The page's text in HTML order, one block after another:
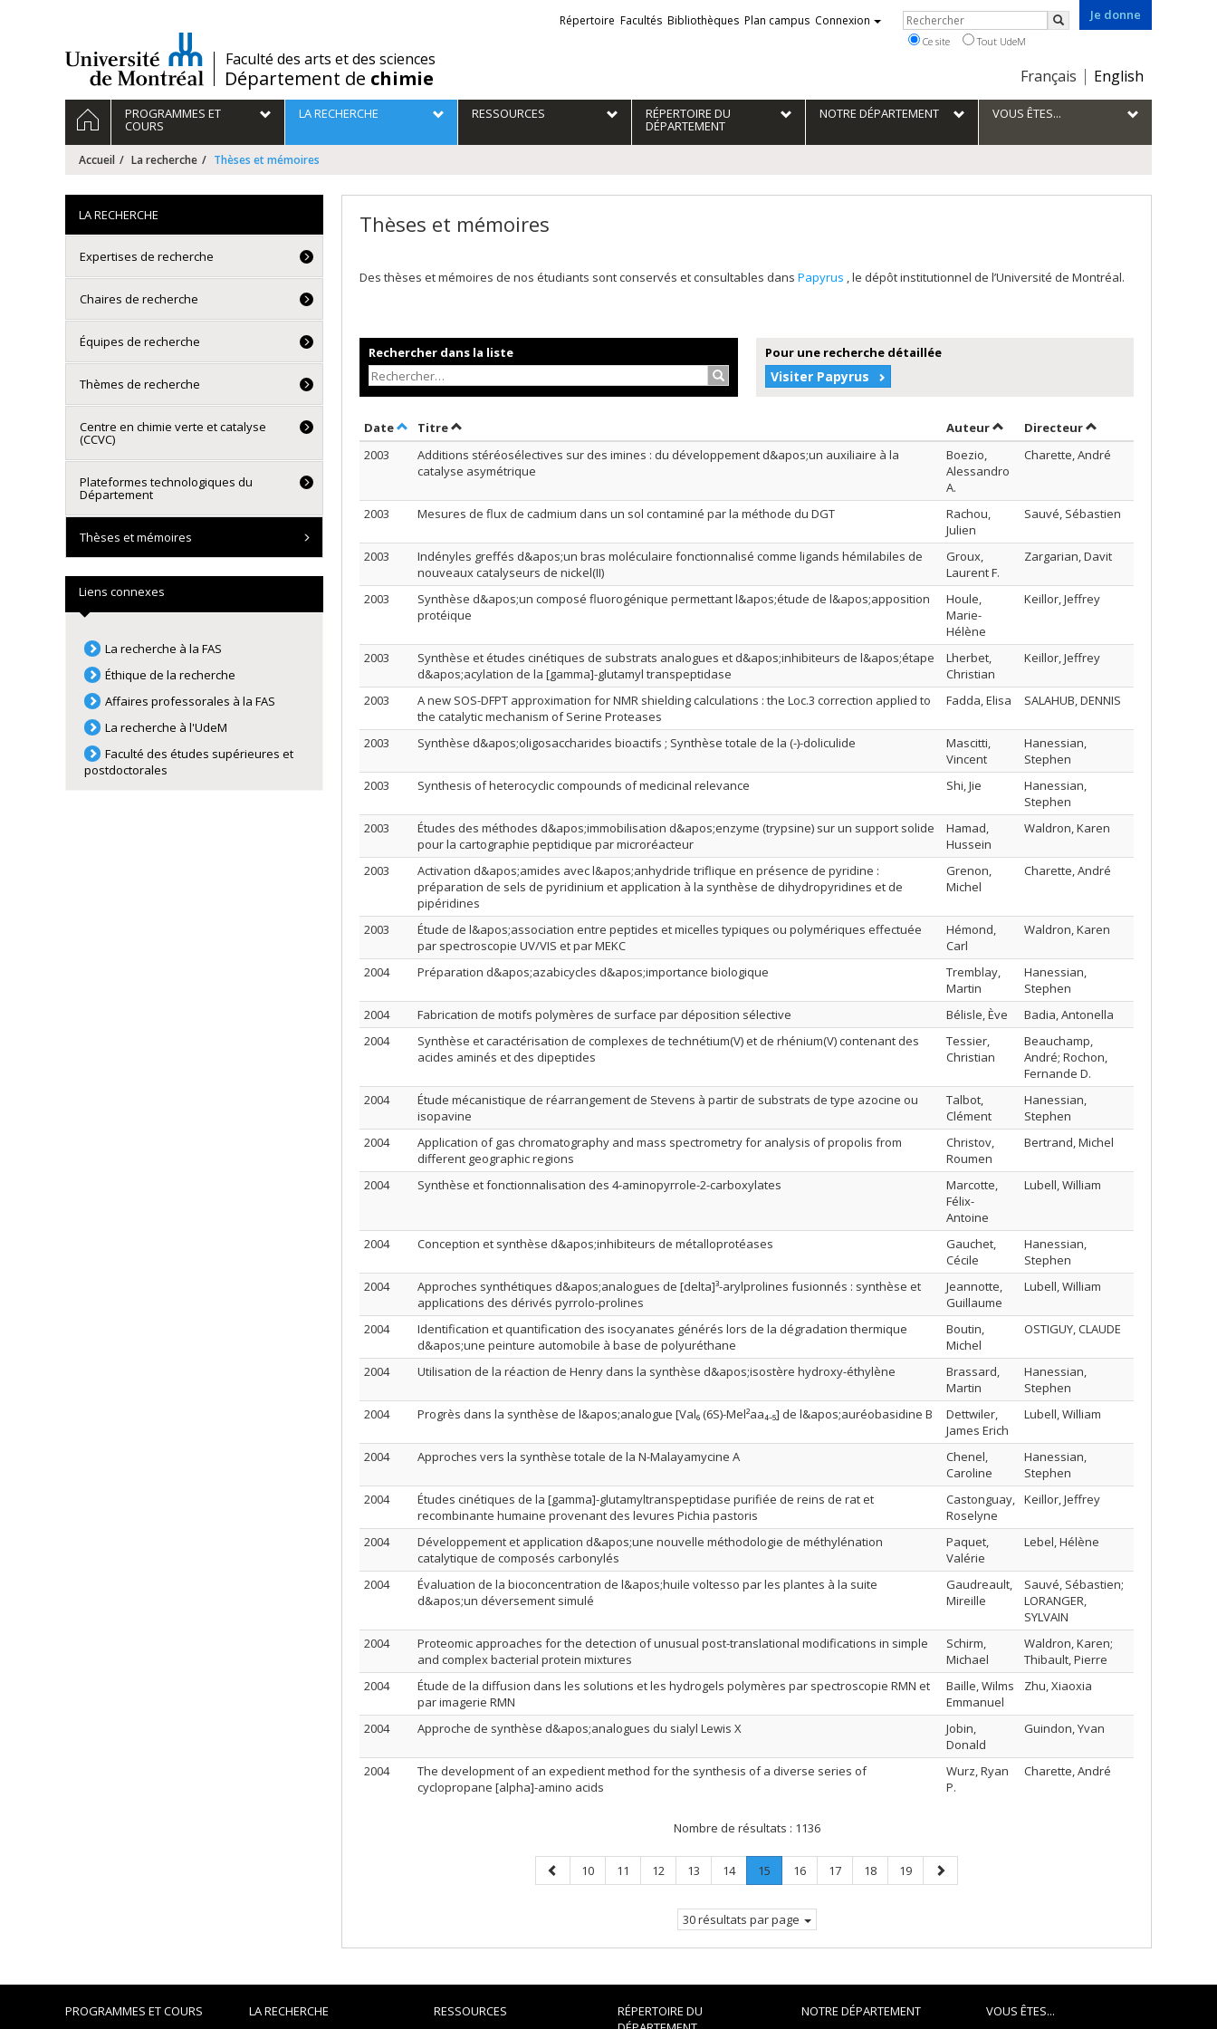
/Faculté des arts et des sciences
Département de chimie
Je donne
Choix
la
langue
Français English
Liens
externes
Répertoire Facultés Bibliothèques Plan campus Connexion Rechercher
Rechercher
Ce site Tout UdeM
Navigation
principale
ACCUEILPROGRAMMES ET
COURS
LA RECHERCHE RESSOURCES RÉPERTOIRE DU
DÉPARTEMENT
NOTRE DÉPARTEMENT VOUS ÊTES...
Accueil La recherche Thèses et mémoires
Thèses et mémoires
Des thèses et mémoires de nos étudiants sont conservés et consultables dans Papyrus , le dépôt institutionnel de l’Université de Montréal.
Rechercher dans la liste
Rechercher…
Pour une recherche détaillée
Visiter Papyrus
DateTrier par date en ordre décroissant
TitreTrier par titre en ordre décroissant AuteurTrier par auteur en ordre
Directeurpar contributeur en
2003
Additions stéréosélectives sur des imines : du développement d&apos;un auxiliaire à la
catalyse asymétrique
Boezio,
Alessandro
A.
Charette, André
2003 Mesures de flux de cadmium dans un sol contaminé par la méthode du DGT
Rachou,
Julien
Sauvé, Sébastien
2003
Indényles greffés d&apos;un bras moléculaire fonctionnalisé comme ligands hémilabiles de
nouveaux catalyseurs de nickel(II)
Groux,
Laurent F.
Zargarian, Davit
2003
Synthèse d&apos;un composé fluorogénique permettant l&apos;étude de l&apos;apposition
protéique
Houle,
Marie-
Hélène
Keillor, Jeffrey
2003
Synthèse et études cinétiques de substrats analogues et d&apos;inhibiteurs de l&apos;étape
d&apos;acylation de la [gamma]-glutamyl transpeptidase
Lherbet,
Christian
Keillor, Jeffrey
2003
A new SOS-DFPT approximation for NMR shielding calculations : the Loc.3 correction applied to
the catalytic mechanism of Serine Proteases
Fadda, Elisa SALAHUB, DENNIS
2003 Synthèse d&apos;oligosaccharides bioactifs ; Synthèse totale de la (-)-doliculide
Mascitti,
Vincent
Hanessian,
Stephen
2003
Synthesis of heterocyclic compounds of medicinal relevance Shi, Jie
Hanessian,
Stephen
2003
Études des méthodes d&apos;immobilisation d&apos;enzyme (trypsine) sur un support solide
pour la cartographie peptidique par microréacteur
Hamad,
Hussein
Waldron, Karen
2003
Activation d&apos;amides avec l&apos;anhydride triflique en présence de pyridine :
préparation de sels de pyridinium et application à la synthèse de dihydropyridines et de
pipéridines
Grenon,
Michel
Charette, André
2003
Étude de l&apos;association entre peptides et micelles typiques ou polymériques effectuée
par spectroscopie UV/VIS et par MEKC
Hémond,
Carl
Waldron, Karen
2004 Préparation d&apos;azabicycles d&apos;importance biologique
Tremblay,
Martin
Hanessian,
Stephen
2004
Fabrication de motifs polymères de surface par déposition sélective Bélisle, Ève
Badia, Antonella
2004
Synthèse et caractérisation de complexes de technétium(V) et de rhénium(V) contenant des
acides aminés et des dipeptides
Tessier,
Christian
Beauchamp,
André; Rochon,
Fernande D.
2004
Étude mécanistique de réarrangement de Stevens à partir de substrats de type azocine ou
isopavine
Talbot,
Clément
Hanessian,
Stephen
2004
Application of gas chromatography and mass spectrometry for analysis of propolis from
different geographic regions
Christov,
Roumen
Bertrand, Michel
2004 Synthèse et fonctionnalisation des 4-aminopyrrole-2-carboxylates
Marcotte,
Félix-
Antoine
Lubell, William
2004 Conception et synthèse d&apos;inhibiteurs de métalloprotéases
Gauchet,
Cécile
Hanessian,
Stephen
2004
Approches synthétiques d&apos;analogues de [delta]³-arylprolines fusionnés : synthèse et
applications des dérivés pyrrolo-prolines
Jeannotte,
Guillaume
Lubell, William
2004
Identification et quantification des isocyanates générés lors de la dégradation thermique
d&apos;une peinture automobile à base de polyuréthane
Boutin,
Michel
OSTIGUY, CLAUDE
2004 Utilisation de la réaction de Henry dans la synthèse d&apos;isostère hydroxy-éthylène
Brassard,
Martin
Hanessian,
Stephen
2004
Progrès dans la synthèse de l&apos;analogue [Val₆ (6S)-Mel²aa₄₋₅] de l&apos;auréobasidine B
Dettwiler,
James Erich
Lubell, William
2004 Approches vers la synthèse totale de la N-Malayamycine A
Chenel,
Caroline
Hanessian,
Stephen
2004
Études cinétiques de la [gamma]-glutamyltranspeptidase purifiée de reins de rat et
recombinante humaine provenant des levures Pichia pastoris
Castonguay,
Roselyne
Keillor, Jeffrey
2004
Développement et application d&apos;une nouvelle méthodologie de méthylénation
catalytique de composés carbonylés
Paquet,
Valérie
Lebel, Hélène
2004
Évaluation de la bioconcentration de l&apos;huile voltesso par les plantes à la suite
d&apos;un déversement simulé
Gaudreault,
Mireille
Sauvé, Sébastien;
LORANGER,
SYLVAIN
2004
Proteomic approaches for the detection of unusual post-translational modifications in simple
and complex bacterial protein mixtures
Schirm,
Michael
Waldron, Karen;
Thibault, Pierre
2004
Étude de la diffusion dans les solutions et les hydrogels polymères par spectroscopie RMN et
par imagerie RMN
Baille, Wilms
Emmanuel
Zhu, Xiaoxia
2004 Approche de synthèse d&apos;analogues du sialyl Lewis X
Jobin,
Donald
Guindon, Yvan
2004
The development of an expedient method for the synthesis of a diverse series of
cyclopropane [alpha]-amino acids
Wurz, Ryan
P.
Charette, André
Nombre de résultats : 1136
Page
précédente
Page
10 Page
11 Page
12 Page
13 Page
14 Page
15
Page
Page
16 Page
17 Page
18 Page
19
Page
suivante
30 résultats par page
LA RECHERCHE
Expertises de recherche
Chaires de recherche
Équipes de recherche
Thèmes de recherche
Centre en chimie verte et catalyse
(CCVC)
Plateformes technologiques du
Département
Thèses et mémoires
Liens connexes
La recherche à la FAS
Éthique de la recherche
Affaires professorales à la FAS
La recherche à l'UdeM
Faculté des études supérieures et
postdoctorales
PROGRAMMES ET COURS LA RECHERCHE RESSOURCES
RÉPERTOIRE DU
NOTRE DÉPARTEMENT VOUS ÊTES...